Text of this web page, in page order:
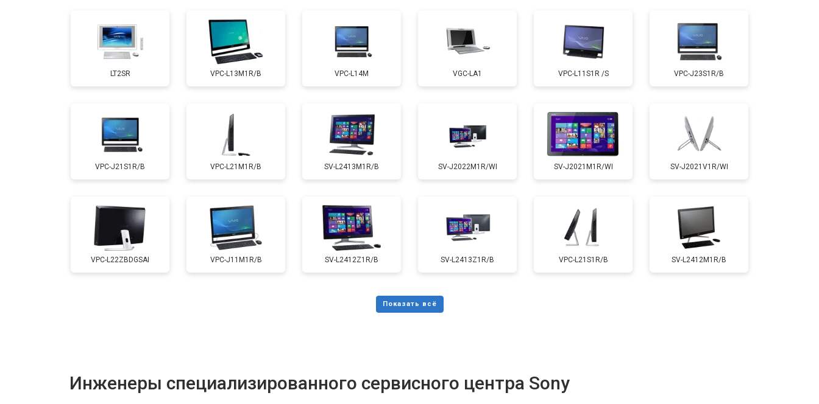
LT2SR VPC-L13M1R/B VPC-L14M VGC-LA1 VPC-L11S1R /S VPC-J23S1R/B
VPC-J21S1R/B VPC-L21M1R/B SV-L2413M1R/B SV-J2022M1R/WI SV-J2021M1R/WI SV-J2021V1R/WI
VPC-L22ZBDGSAI VPC-J11M1R/B SV-L2412Z1R/B SV-L2413Z1R/B VPC-L21S1R/B SV-L2412M1R/B
Инженеры специализированного сервисного центра Sony